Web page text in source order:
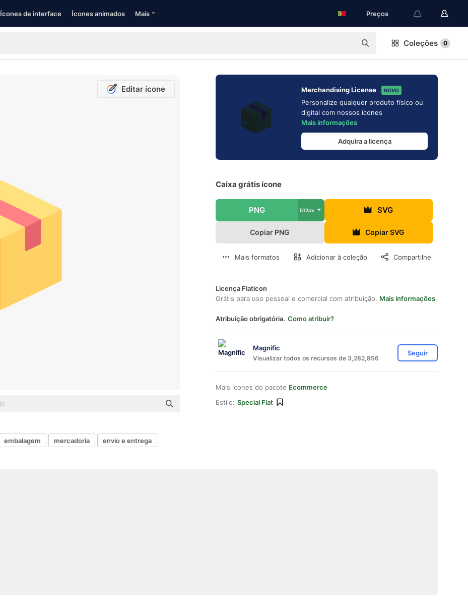
Ícones de interface Ícones animados Mais Preços
Coleções 0
Editar ícone Merchandising License NOVO
Personalize qualquer produto físico ou
digital com nossos ícones
Mais informações
Adquira a licença
Caixa grátis ícone
PNG 512px SVG
Copiar PNG Copiar SVG
Mais formatos Adicionar à coleção Compartilhe
Licença Flaticon
Grátis para uso pessoal e comercial com atribuição. Mais informações
Atribuição obrigatória. Como atribuir?
Magnific
Visualizar todos os recursos de 3,282,856
Seguir
Mais ícones do pacote Ecommerce
Estilo: Special Flat
embalagem mercadoria envio e entrega